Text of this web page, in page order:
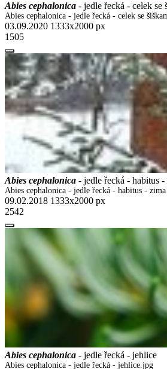
Abies cephalonica - jedle řecká - celek se
Abies cephalonica - jedle řecká - celek se
03.09.2020 1333x2000 px
1505
Abies cephalonica - jedle řecká - habitus
Abies cephalonica - jedle řecká - habitus -
09.02.2018 1333x2000 px
2542
Abies cephalonica - jedle řecká - jehlice
Abies cephalonica - jedle řecká - jehlice.jpg